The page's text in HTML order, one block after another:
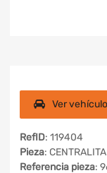
Ver
RefID: 119404
Pieza:
Referencia pieza: